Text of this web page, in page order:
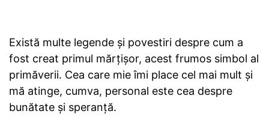
Există multe legende și povestiri despre cum a
fost creat primul mărţişor, acest frumos simbol al
primăverii. Cea care mie îmi place cel mai mult și
mă atinge, cumva, personal este cea despre
bunătate și speranță.